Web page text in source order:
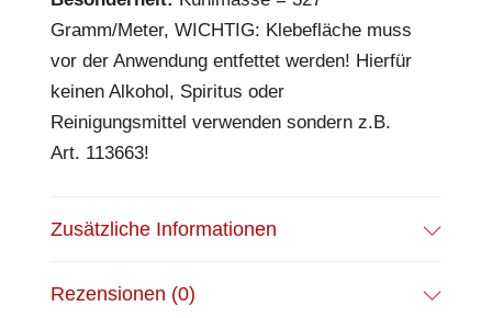
Gramm/Meter, WICHTIG: Klebefläche muss
vor der Anwendung entfettet werden! Hierfür
keinen Alkohol, Spiritus oder
Reinigungsmittel verwenden sondern z.B.
Art. 113663!
Zusätzliche Informationen
Rezensionen (0)